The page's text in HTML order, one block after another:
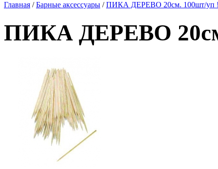
Главная /Барные аксессуары /ПИКА ДЕРЕВО 20см. 100шт/уп
ПИКА ДЕРЕВО